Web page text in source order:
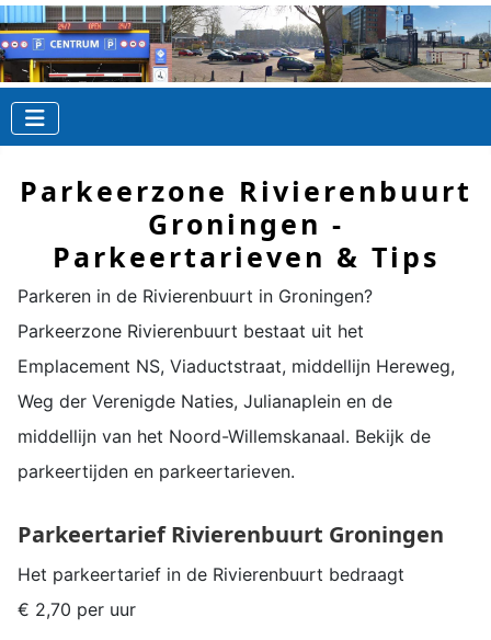
Parkeerzone Rivierenbuurt
Groningen -
Parkeertarieven & Tips
Parkeren in de Rivierenbuurt in Groningen?
Parkeerzone Rivierenbuurt bestaat uit het
Emplacement NS, Viaductstraat, middellijn Hereweg,
Weg der Verenigde Naties, Julianaplein en de
middellijn van het Noord-Willemskanaal. Bekijk de
parkeertijden en parkeertarieven.
ParkeertariefRivierenbuurt Groningen
Het parkeertarief in de Rivierenbuurt bedraagt
€ 2,70 per uur